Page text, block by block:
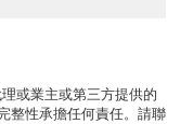
或業主或第三方提供的
整性承擔任何責任。請聯